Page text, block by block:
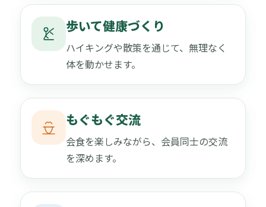
歩いて健康づくり
ハイキングや散策を通じて、無理なく
体を動かせます。
もぐもぐ交流
会食を楽しみながら、会員同士の交流
を深めます。